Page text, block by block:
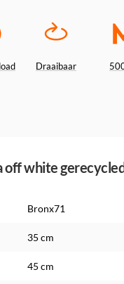
Draaibaar
off white
Bronx71
35 cm
45 cm